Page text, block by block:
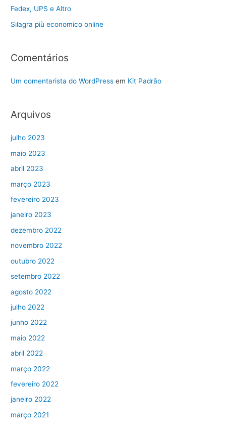
Fedex, UPS e Altro
Silagra più economico online
Comentários
Um comentarista do WordPress em Kit Padrão
Arquivos
julho 2023
maio 2023
abril 2023
março 2023
fevereiro 2023
janeiro 2023
dezembro 2022
novembro 2022
outubro 2022
setembro 2022
agosto 2022
julho 2022
junho 2022
maio 2022
abril 2022
março 2022
fevereiro 2022
janeiro 2022
março 2021